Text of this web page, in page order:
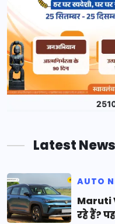
Latest News
AUTO
Maruti
रहे हैं?